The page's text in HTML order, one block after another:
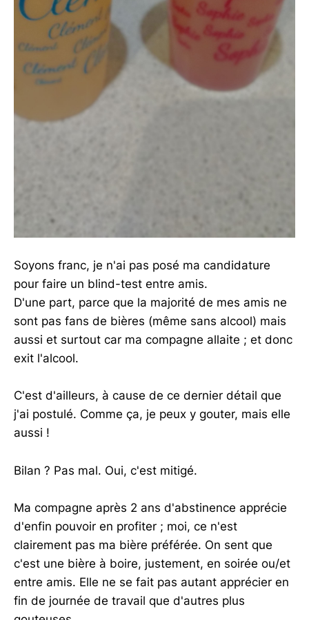
Soyons franc, je n'ai pas posé ma candidature
pour faire un blind-test entre amis.
D'une part, parce que la majorité de mes amis ne
sont pas fans de bières (même sans alcool) mais
aussi et surtout car ma compagne allaite ; et donc
exit l'alcool.
C'est d'ailleurs, à cause de ce dernier détail que
j'ai postulé. Comme ça, je peux y gouter, mais elle
aussi !
Bilan ? Pas mal. Oui, c'est mitigé.
Ma compagne après 2 ans d'abstinence apprécie
d'enfin pouvoir en profiter ; moi, ce n'est
clairement pas ma bière préférée. On sent que
c'est une bière à boire, justement, en soirée ou/et
entre amis. Elle ne se fait pas autant apprécier en
fin de journée de travail que d'autres plus